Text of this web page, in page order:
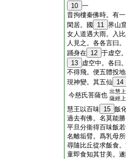
10 一
昔拘樓秦佛時。有
閑居。國
11 界山
女人道遇大雨。入
人見之。各各言曰
踊身在 12 于虚空
13 虚空中。各曰
不得飛。便五體投
現神變。其五仙
14
今慈氏菩薩也 出慧
薩經
慧王以百味 15 飯
過去有佛。名莫能
平旦分衞得百味飯
名離垢臂。爲乳母
尋隨比丘從求飯食
童即食知其甘美。